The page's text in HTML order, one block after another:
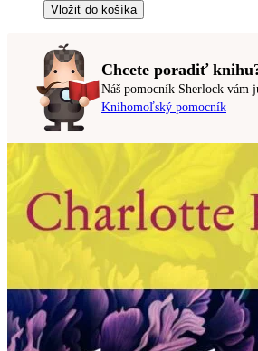
Vložiť do košíka
Chcete poradiť
Náš pomocník Sherlock vám
Knihomoľský pomocník